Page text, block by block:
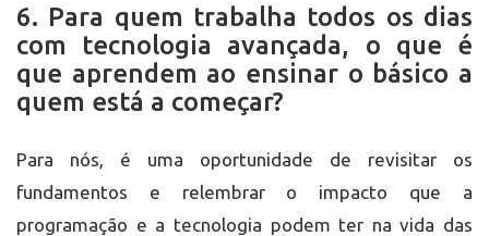
6. Para quem trabalha todos os dias
com tecnologia avançada, o que é
que aprendem ao ensinar o básico a
quem está a começar?
Para nós, é uma oportunidade de revisitar os
fundamentos e relembrar o impacto que a
programação e a tecnologia podem ter na vida das